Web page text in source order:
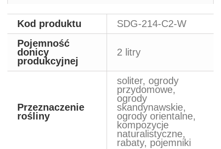
Kod produktu
SDG-214-C2-W
Pojemność
donicy
produkcyjnej
2 litry
Przeznaczenie
rośliny
soliter, ogrody
przydomowe,
ogrody
skandynawskie,
ogrody orientalne,
kompozycje
naturalistyczne,
rabaty, pojemniki